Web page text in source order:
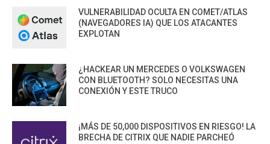
VULNERABILIDAD OCULTA EN COMET/ATLAS
(NAVEGADORES IA) QUE LOS ATACANTES
EXPLOTAN
¿HACKEAR UN MERCEDES O VOLKSWAGEN
CON BLUETOOTH? SOLO NECESITAS UNA
CONEXIÓN Y ESTE TRUCO
¡MÁS DE 50,000 DISPOSITIVOS EN RIESGO! LA
BRECHA DE CITRIX QUE NADIE PARCHEÓ